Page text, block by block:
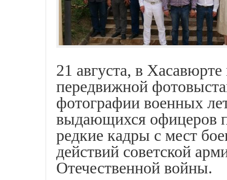
21 августа, в
передвижной
фотографии военных
выдающихся офицеров
редкие кадры с мест
действий советской
Отечественной войны.